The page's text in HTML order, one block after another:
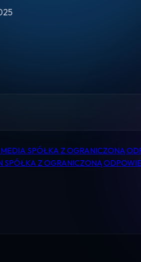
SPÓŁKA Z OGRANICZONĄ
SPÓŁKA Z OGRANICZONĄ